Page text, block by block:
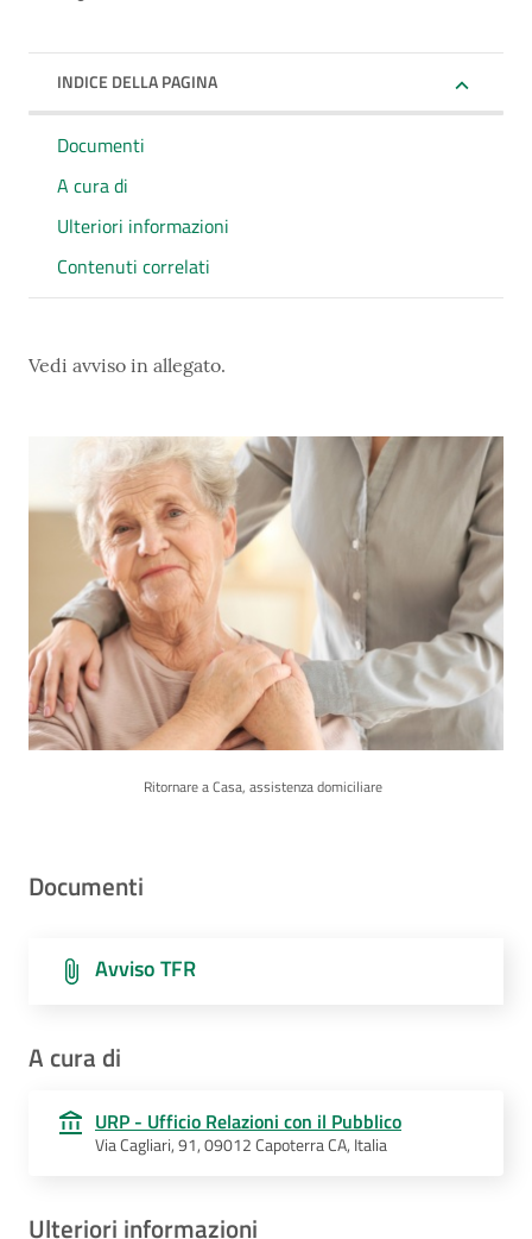
INDICE DELLA PAGINA
Documenti
A cura di
Ulteriori informazioni
Contenuti correlati
Vedi avviso in allegato.
Ritornare a Casa, assistenza domiciliare
Documenti
Avviso TFR
A cura di
URP - Ufficio Relazioni con il Pubblico
Via Cagliari, 91, 09012 Capoterra CA, Italia
Ulteriori informazioni